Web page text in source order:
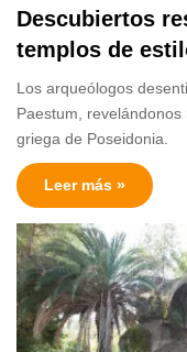
Descubiertos
templos de
Los arqueólogos
Paestum,
griega de Poseidonia.
Leer más »